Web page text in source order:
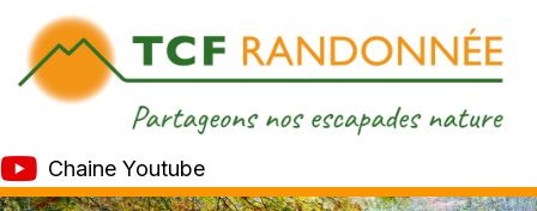
Chaine Youtube